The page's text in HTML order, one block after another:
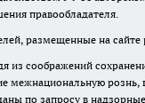
правообладателя.
размещенные на
соображений
по запросу в